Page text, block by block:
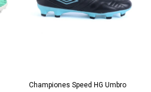
Championes Speed HG Umbro